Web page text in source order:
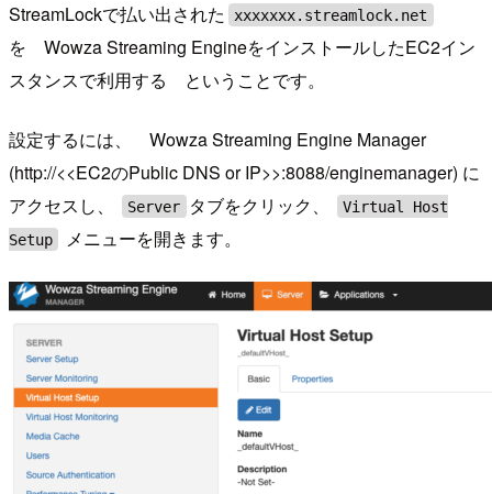
StreamLockで払い出された xxxxxxx.streamlock.net
を Wowza Streaming EngineをインストールしたEC2イン
スタンスで利用する ということです。
設定するには、 Wowza Streaming Engine Manager
(http://<<EC2のPublic DNS or IP>>:8088/enginemanager) に
アクセスし、
Server タブをクリック、
Virtual Host
Setup
メニューを開きます。